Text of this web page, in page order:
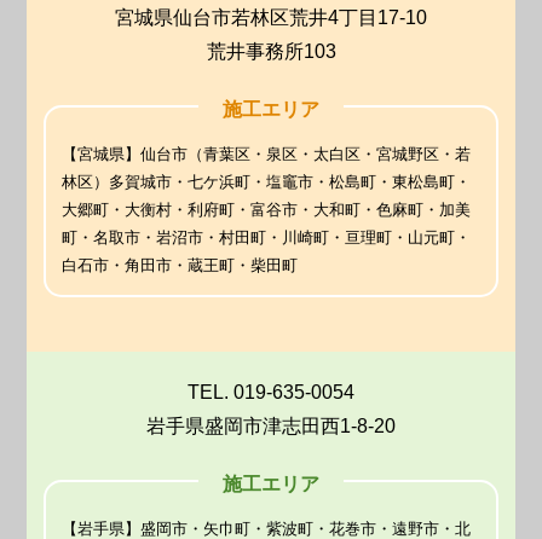
宮城県仙台市若林区荒井4丁目17-10
荒井事務所103
施工エリア
【宮城県】仙台市（青葉区・泉区・太白区・宮城野区・若
林区）多賀城市・七ケ浜町・塩竈市・松島町・東松島町・
大郷町・大衡村・利府町・富谷市・大和町・色麻町・加美
町・名取市・岩沼市・村田町・川崎町・亘理町・山元町・
白石市・角田市・蔵王町・柴田町
TEL. 019-635-0054
岩手県盛岡市津志田西1-8-20
施工エリア
【岩手県】盛岡市・矢巾町・紫波町・花巻市・遠野市・北